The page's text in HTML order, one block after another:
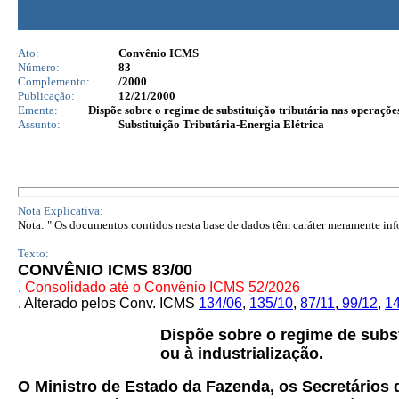
Ato:
Convênio ICMS
Número:
83
Complemento:
/2000
Publicação:
12/21/2000
Ementa:
Dispõe sobre o regime de substituição tributária nas
Assunto:
Substituição Tributária-Energia Elétrica
Nota Explicativa:
Nota: " Os documentos contidos nesta base de dados têm caráter meramente
Texto:
CONVÊNIO ICMS 83/00
. Consolidado até o Convênio ICMS 52/2026
. Alterado pelos Conv. ICMS 134/06, 135/10, 87/11, 99/12,
Dispõe sobre o regime de
ou à industrialização.
O Ministro de Estado da Fazenda, os